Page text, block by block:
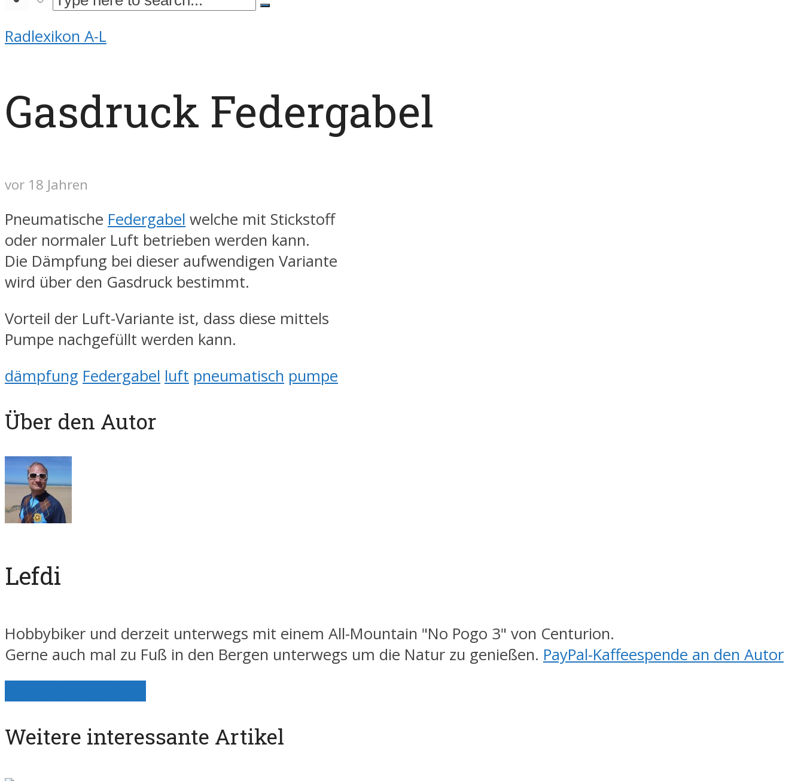
Radlexikon A-L
Gasdruck Federgabel
vor 18 Jahren
Pneumatische Federgabel welche mit Stickstoff
oder normaler Luft betrieben werden kann.
Die Dämpfung bei dieser aufwendigen Variante
wird über den Gasdruck bestimmt.
Vorteil der Luft-Variante ist, dass diese mittels
Pumpe nachgefüllt werden kann.
dämpfung Federgabel luft pneumatisch pumpe
Über den Autor
Lefdi
Hobbybiker und derzeit unterwegs mit einem All-Mountain "No Pogo 3" von Centurion.
Gerne auch mal zu Fuß in den Bergen unterwegs um die Natur zu genießen. PayPal-Kaffeespende an den Autor
Weitere interessante Artikel